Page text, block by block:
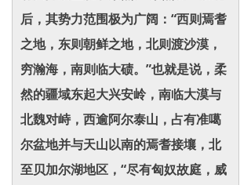
后，其势力范围极为广阔：“西则焉耆
之地，东则朝鲜之地，北则渡沙漠，
穷瀚海，南则临大碛。”也就是说，柔
然的疆域东起大兴安岭，南临大漠与
北魏对峙，西逾阿尔泰山，占有准噶
尔盆地并与天山以南的焉耆接壤，北
至贝加尔湖地区，“尽有匈奴故庭，威